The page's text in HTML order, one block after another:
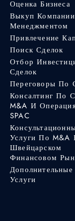
Оценка Бизнеса
Выкуп Компании
Менеджментом
Привлечение
Поиск Сделок
Отбор
Сделок
Переговоры По
Консалтинг По
M&A И
SPAC
Услуги По M&A
Швейцарском
Финансовом
Услуги